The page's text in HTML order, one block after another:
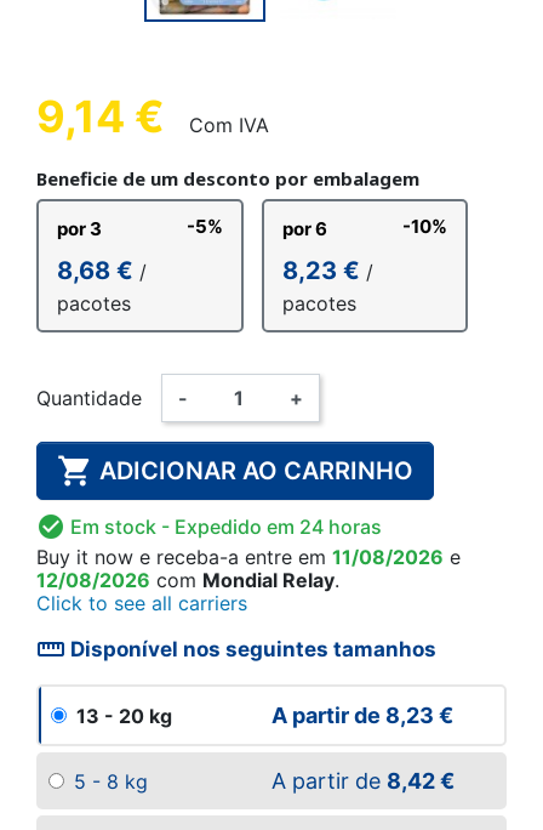
9,14 € Com IVA
Beneficie de um desconto por embalagem
por 3 -5%
8,68 € /
pacotes
por 6 -10%
8,23 € /
pacotes
Quantidade - +
 ADICIONAR AO CARRINHO
 Em stock - Expedido em 24 horas
Buy it now e receba-a entre em 11/08/2026 e
12/08/2026 com Mondial Relay.
Click to see all carriers
straighten Disponível nos seguintes tamanhos
13 - 20 kg A partir de 8,23 €
5 - 8 kg A partir de 8,42 €